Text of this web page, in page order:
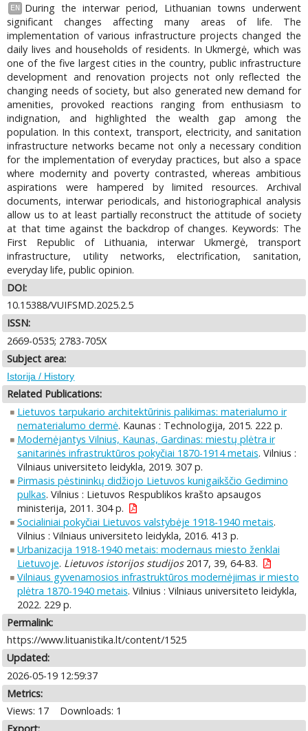
EN
During the interwar period, Lithuanian towns underwent
significant changes affecting many areas of life. The
implementation of various infrastructure projects changed the
daily lives and households of residents. In Ukmergė, which was
one of the five largest cities in the country, public infrastructure
development and renovation projects not only reflected the
changing needs of society, but also generated new demand for
amenities, provoked reactions ranging from enthusiasm to
indignation, and highlighted the wealth gap among the
population. In this context, transport, electricity, and sanitation
infrastructure networks became not only a necessary condition
for the implementation of everyday practices, but also a space
where modernity and poverty contrasted, whereas ambitious
aspirations were hampered by limited resources. Archival
documents, interwar periodicals, and historiographical analysis
allow us to at least partially reconstruct the attitude of society
at that time against the backdrop of changes. Keywords: The
First Republic of Lithuania, interwar Ukmergė, transport
infrastructure, utility networks, electrification, sanitation,
everyday life, public opinion.
DOI:
10.15388/VUIFSMD.2025.2.5
ISSN:
2669-0535; 2783-705X
Subject area:
Istorija / History
Related Publications:
Lietuvos tarpukario architektūrinis palikimas: materialumo ir
nematerialumo dermė. Kaunas : Technologija, 2015. 222 p.
Modernėjantys Vilnius, Kaunas, Gardinas: miestų plėtra ir
sanitarinės infrastruktūros pokyčiai 1870-1914 metais. Vilnius :
Vilniaus universiteto leidykla, 2019. 307 p.
Pirmasis pėstininkų didžiojo Lietuvos kunigaikščio Gedimino
pulkas. Vilnius : Lietuvos Respublikos krašto apsaugos
ministerija, 2011. 304 p.
Socialiniai pokyčiai Lietuvos valstybėje 1918-1940 metais.
Vilnius : Vilniaus universiteto leidykla, 2016. 413 p.
Urbanizacija 1918-1940 metais: modernaus miesto ženklai
Lietuvoje. Lietuvos istorijos studijos2017, 39, 64-83.
Vilniaus gyvenamosios infrastruktūros modernėjimas ir miesto
plėtra 1870-1940 metais. Vilnius : Vilniaus universiteto leidykla,
2022. 229 p.
Permalink:
https://www.lituanistika.lt/content/1525
Updated:
2026-05-19 12:59:37
Metrics:
Views: 17
Downloads: 1